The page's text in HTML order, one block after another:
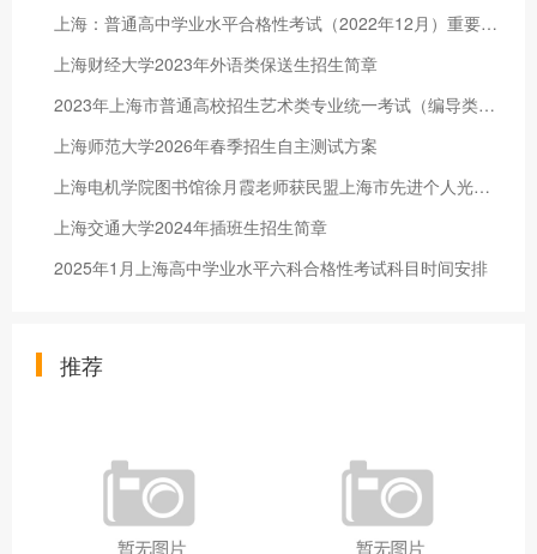
上海：普通高中学业水平合格性考试（2022年12月）重要提醒
上海财经大学2023年外语类保送生招生简章
2023年上海市普通高校招生艺术类专业统一考试（编导类、美术与设计学类）考前提示
上海师范大学2026年春季招生自主测试方案
上海电机学院图书馆徐月霞老师获民盟上海市先进个人光荣称号
上海交通大学2024年插班生招生简章
2025年1月上海高中学业水平六科合格性考试科目时间安排
推荐